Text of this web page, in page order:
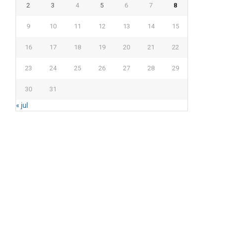
2 3 4 5 6 7 8
9 10 11 12 13 14 15
16 17 18 19 20 21 22
23 24 25 26 27 28 29
30 31
« jul